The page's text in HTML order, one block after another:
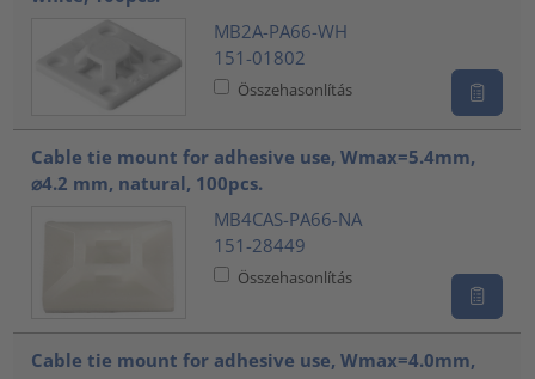
MB2A-PA66-WH
151-01802
Összehasonlítás
Cable tie mount for adhesive use, Wmax=5.4mm,
⌀4.2 mm, natural, 100pcs.
MB4CAS-PA66-NA
151-28449
Összehasonlítás
Cable tie mount for adhesive use, Wmax=4.0mm,